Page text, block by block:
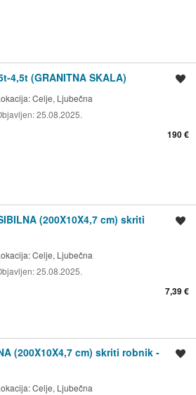
4,5t (GRANITNA SKALA)
Celje, Ljubečna
25.08.2025.
190 €
(200X10X4,7 cm) skriti
Celje, Ljubečna
25.08.2025.
7,39 €
(200X10X4,7 cm) skriti robnik -
Celje, Ljubečna